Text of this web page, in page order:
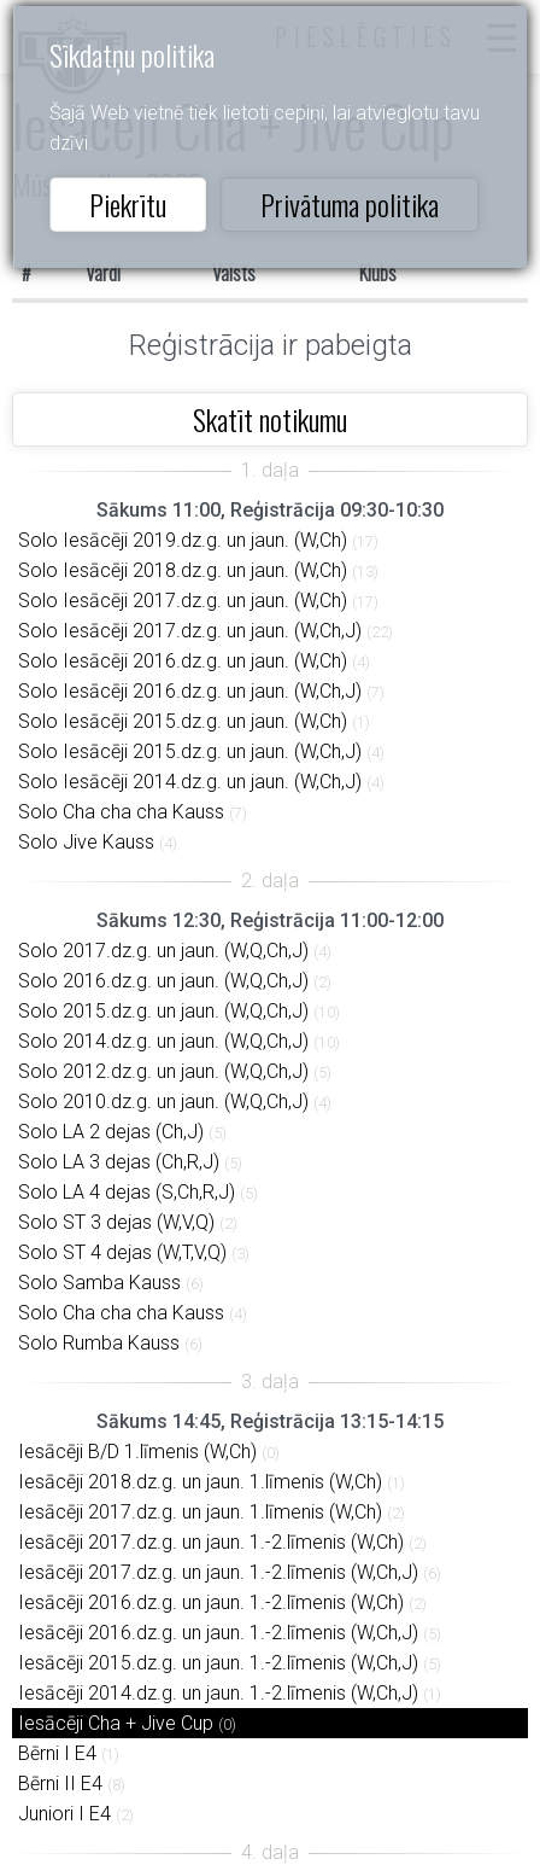
Sīkdatņu politika
Šajā Web vietnē tiek lietoti cepiņi, lai atvieglotu tavu
dzīvi.
Piekrītu Privātuma politika
Iesācēji Cha + Jive Cup
Mūsu cerības 2025
# Vārdi Valsts Klubs
Reģistrācija ir pabeigta
Skatīt notikumu
Sākums 11:00, Reģistrācija 09:30-10:30
Solo Iesācēji 2019.dz.g. un jaun. (W,Ch) (17)
Solo Iesācēji 2018.dz.g. un jaun. (W,Ch) (13)
Solo Iesācēji 2017.dz.g. un jaun. (W,Ch) (17)
Solo Iesācēji 2017.dz.g. un jaun. (W,Ch,J) (22)
Solo Iesācēji 2016.dz.g. un jaun. (W,Ch) (4)
Solo Iesācēji 2016.dz.g. un jaun. (W,Ch,J) (7)
Solo Iesācēji 2015.dz.g. un jaun. (W,Ch) (1)
Solo Iesācēji 2015.dz.g. un jaun. (W,Ch,J) (4)
Solo Iesācēji 2014.dz.g. un jaun. (W,Ch,J) (4)
Solo Cha cha cha Kauss (7)
Solo Jive Kauss (4)
Sākums 12:30, Reģistrācija 11:00-12:00
Solo 2017.dz.g. un jaun. (W,Q,Ch,J) (4)
Solo 2016.dz.g. un jaun. (W,Q,Ch,J) (2)
Solo 2015.dz.g. un jaun. (W,Q,Ch,J) (10)
Solo 2014.dz.g. un jaun. (W,Q,Ch,J) (10)
Solo 2012.dz.g. un jaun. (W,Q,Ch,J) (5)
Solo 2010.dz.g. un jaun. (W,Q,Ch,J) (4)
Solo LA 2 dejas (Ch,J) (5)
Solo LA 3 dejas (Ch,R,J) (5)
Solo LA 4 dejas (S,Ch,R,J) (5)
Solo ST 3 dejas (W,V,Q) (2)
Solo ST 4 dejas (W,T,V,Q) (3)
Solo Samba Kauss (6)
Solo Cha cha cha Kauss (4)
Solo Rumba Kauss (6)
Sākums 14:45, Reģistrācija 13:15-14:15
Iesācēji B/D 1.līmenis (W,Ch) (0)
Iesācēji 2018.dz.g. un jaun. 1.līmenis (W,Ch) (1)
Iesācēji 2017.dz.g. un jaun. 1.līmenis (W,Ch) (2)
Iesācēji 2017.dz.g. un jaun. 1.-2.līmenis (W,Ch) (2)
Iesācēji 2017.dz.g. un jaun. 1.-2.līmenis (W,Ch,J) (6)
Iesācēji 2016.dz.g. un jaun. 1.-2.līmenis (W,Ch) (2)
Iesācēji 2016.dz.g. un jaun. 1.-2.līmenis (W,Ch,J) (5)
Iesācēji 2015.dz.g. un jaun. 1.-2.līmenis (W,Ch,J) (5)
Iesācēji 2014.dz.g. un jaun. 1.-2.līmenis (W,Ch,J) (1)
Iesācēji Cha + Jive Cup (0)
Bērni I E4 (1)
Bērni II E4 (8)
Juniori I E4 (2)